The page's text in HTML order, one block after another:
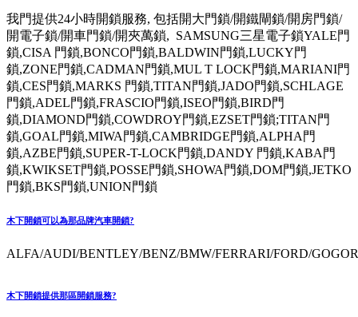
我門提供24小時開鎖服務, 包括開大門鎖/開鐵閘鎖/開房門鎖/
開電子鎖/開車門鎖/開夾萬鎖, SAMSUNG三星電子鎖YALE門
鎖,CISA 門鎖,BONCO門鎖,BALDWIN門鎖,LUCKY門
鎖,ZONE門鎖,CADMAN門鎖,MUL T LOCK門鎖,MARIANI門
鎖,CES門鎖,MARKS 門鎖,TITAN門鎖,JADO門鎖,SCHLAGE
門鎖,ADEL門鎖,FRASCIO門鎖,ISEO門鎖,BIRD門
鎖,DIAMOND門鎖,COWDROY門鎖,EZSET門鎖;TITAN門
鎖,GOAL門鎖,MIWA門鎖,CAMBRIDGE門鎖,ALPHA門
鎖,AZBE門鎖,SUPER-T-LOCK門鎖,DANDY 門鎖,KABA門
鎖,KWIKSET門鎖,POSSE門鎖,SHOWA門鎖,DOM門鎖,JETKO
門鎖,BKS門鎖,UNION門鎖
木下開鎖可以為那品牌汽車開鎖?
ALFA/AUDI/BENTLEY/BENZ/BMW/FERRARI/FORD/
木下開鎖提供那區開鎖服務?